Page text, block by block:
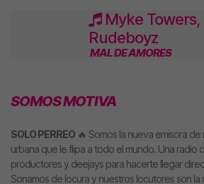
Myke Towers,
Rudeboyz
MAL DE AMORES
SOMOS MOTIVA
SOLO PERREO 🔥 Somos la nueva emisora
urbana que le flipa a todo el mundo. Una radio
productores y deejays para hacerte llegar
Sonamos de locura y nuestros locutores son la